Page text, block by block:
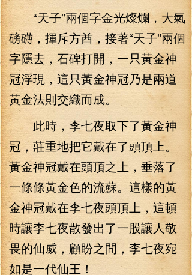
“天子”兩個字金光燦爛，大氣
磅礴，揮斥方酋，接著“天子”兩個
字隱去，石碑打開，一只黃金神
冠浮現，這只黃金神冠乃是兩道
黃金法則交織而成。
此時，李七夜取下了黃金神
冠，莊重地把它戴在了頭頂上。
黃金神冠戴在頭頂之上，垂落了
一條條黃金色的流蘇。這樣的黃
金神冠戴在李七夜頭頂上，這頓
時讓李七夜散發出了一股讓人敬
畏的仙威，顧盼之間，李七夜宛
如是一代仙王！